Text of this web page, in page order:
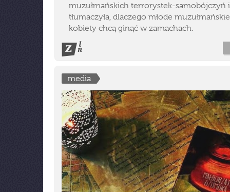
muzułmańskich terrorystek-samobójczyń i
tłumaczyła, dlaczego młode muzułmańskie
kobiety chcą ginąć w zamachach.
media